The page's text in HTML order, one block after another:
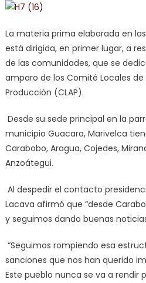
La materia prima elaborada en
está dirigida, en primer lugar, a
de las comunidades, que se
amparo de los Comité Locales
Producción (CLAP).
Desde su sede principal en la
municipio Guacara, Marivelca
Carabobo, Aragua, Cojedes,
Anzoátegui.
Al despedir el contacto
Lacava afirmó que “desde
y seguimos dando buenas
“Seguimos rompiendo esa
sanciones que nos han querido
Este pueblo nunca se va a rendir